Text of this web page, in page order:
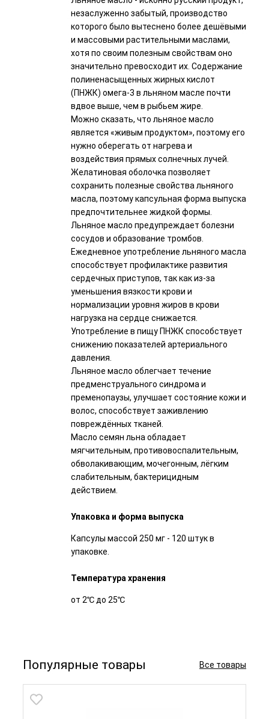
незаслуженно забытый, производство
которого было вытеснено более дешёвыми
и массовыми растительными маслами,
хотя по своим полезным свойствам оно
значительно превосходит их. Содержание
полиненасыщенных жирных кислот
(ПНЖК) омега-3 в льняном масле почти
вдвое выше, чем в рыбьем жире.
Можно сказать, что льняное масло
является «живым продуктом», поэтому его
нужно оберегать от нагрева и
воздействия прямых солнечных лучей.
Желатиновая оболочка позволяет
сохранить полезные свойства льняного
масла, поэтому капсульная форма выпуска
предпочтительнее жидкой формы.
Льняное масло предупреждает болезни
сосудов и образование тромбов.
Ежедневное употребление льняного масла
способствует профилактике развития
сердечных приступов, так как из-за
уменьшения вязкости крови и
нормализации уровня жиров в крови
нагрузка на сердце снижается.
Употребление в пищу ПНЖК способствует
снижению показателей артериального
давления.
Льняное масло облегчает течение
предменструального синдрома и
пременопаузы, улучшает состояние кожи и
волос, способствует заживлению
повреждённых тканей.
Масло семян льна обладает
мягчительным, противовоспалительным,
обволакивающим, мочегонным, лёгким
слабительным, бактерицидным
действием.
Упаковка и форма выпуска
Капсулы массой 250 мг - 120 штук в
упаковке.
Температура хранения
от 2℃ до 25℃
Популярные товары Все товары